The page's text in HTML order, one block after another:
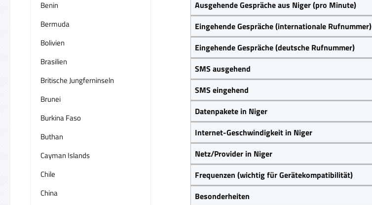
Benin
Bermuda
Bolivien
Brasilien
Britische Jungferninseln
Brunei
Burkina Faso
Buthan
Cayman Islands
Chile
China
Ausgehende Gespräche aus Niger (pro Minute)
Eingehende Gespräche (internationale Rufnummer)
Eingehende Gespräche (deutsche Rufnummer)
SMS ausgehend
SMS eingehend
Datenpakete in Niger
Internet-Geschwindigkeit in Niger
Netz/Provider in Niger
Frequenzen (wichtig für Gerätekompatibilität)
Besonderheiten